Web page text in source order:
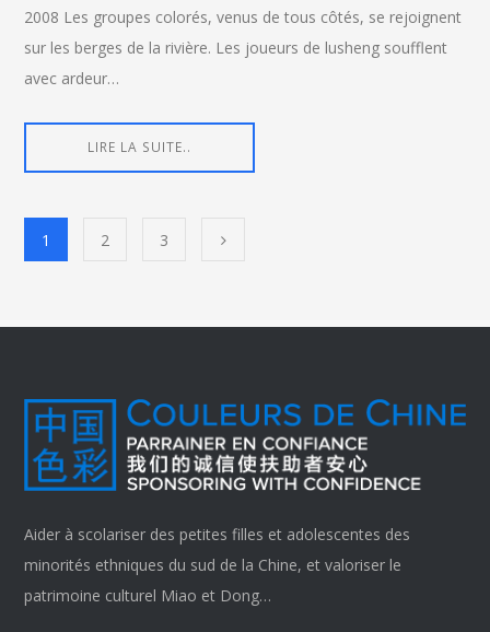
2008 Les groupes colorés, venus de tous côtés, se rejoignent
sur les berges de la rivière. Les joueurs de lusheng soufflent
avec ardeur…
LIRE LA SUITE..
1 2 3
Aider à scolariser des petites filles et adolescentes des
minorités ethniques du sud de la Chine, et valoriser le
patrimoine culturel Miao et Dong…